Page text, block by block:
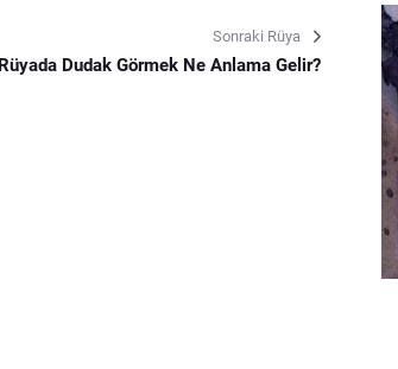
Sonraki Rüya
Rüyada Dudak Görmek Ne Anlama Gelir?